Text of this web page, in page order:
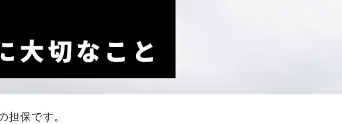
担保です。